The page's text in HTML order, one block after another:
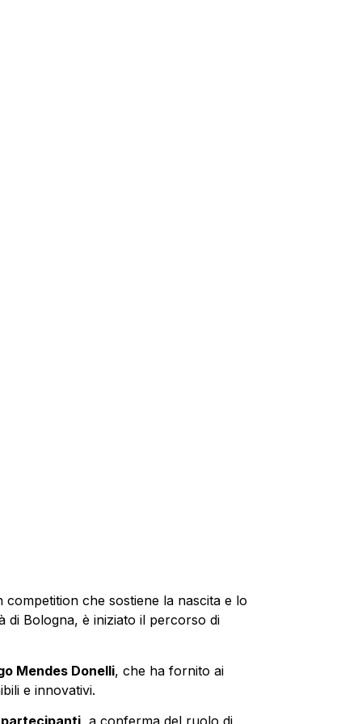
competition che sostiene la nascita e lo
di Bologna, è iniziato il percorso di
Mendes Donelli, che ha fornito ai
e innovativi.